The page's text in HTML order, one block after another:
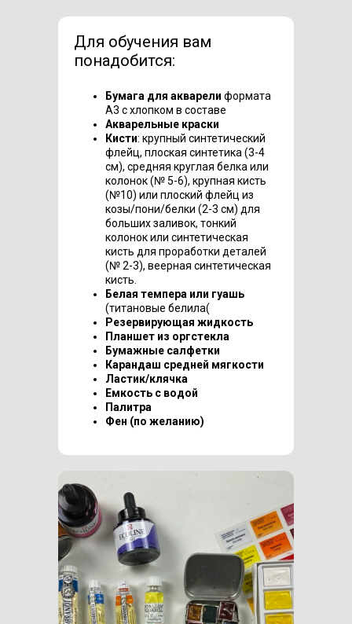
Для обучения вам
понадобится:
Бумага для акварели формата
А3 с хлопком в составе
Акварельные краски
Кисти: крупный синтетический
флейц, плоская синтетика (3-4
см), средняя круглая белка или
колонок (№ 5-6), крупная кисть
(№10) или плоский флейц из
козы/пони/белки (2-3 см) для
больших заливок, тонкий
колонок или синтетическая
кисть для проработки деталей
(№ 2-3), веерная синтетическая
кисть.
Белая темпера или гуашь
(титановые белила(
Резервирующая жидкость
Планшет из оргстекла
Бумажные салфетки
Карандаш средней мягкости
Ластик/клячка
Емкость с водой
Палитра
Фен (по желанию)